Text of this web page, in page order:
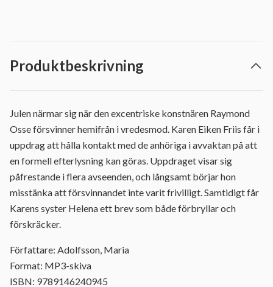
Produktbeskrivning
Julen närmar sig när den excentriske konstnären Raymond
Osse försvinner hemifrån i vredesmod. Karen Eiken Friis får i
uppdrag att hålla kontakt med de anhöriga i avvaktan på att
en formell efterlysning kan göras. Uppdraget visar sig
påfrestande i flera avseenden, och långsamt börjar hon
misstänka att försvinnandet inte varit frivilligt. Samtidigt får
Karens syster Helena ett brev som både förbryllar och
förskräcker.
Författare: Adolfsson, Maria
Format: MP3-skiva
ISBN: 9789146240945